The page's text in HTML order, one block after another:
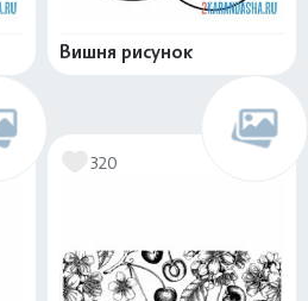
Вишня рисунок
320